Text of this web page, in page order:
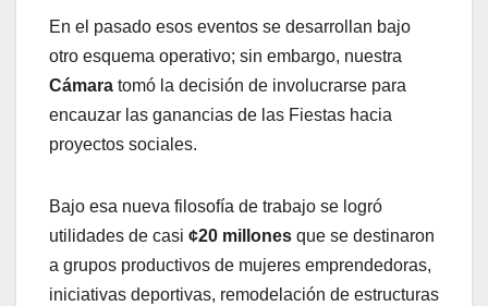
En el pasado esos eventos se desarrollan bajo
otro esquema operativo; sin embargo, nuestra
Cámara tomó la decisión de involucrarse para
encauzar las ganancias de las Fiestas hacia
proyectos sociales.
Bajo esa nueva filosofía de trabajo se logró
utilidades de casi ¢20 millones que se destinaron
a grupos productivos de mujeres emprendedoras,
iniciativas deportivas, remodelación de estructuras